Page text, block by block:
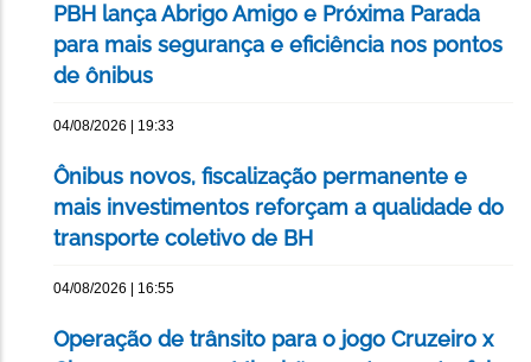
PBH lança Abrigo Amigo e Próxima Parada
para mais segurança e eficiência nos pontos
de ônibus
04/08/2026 | 19:33
Ônibus novos, fiscalização permanente e
mais investimentos reforçam a qualidade do
transporte coletivo de BH
04/08/2026 | 16:55
Operação de trânsito para o jogo Cruzeiro x